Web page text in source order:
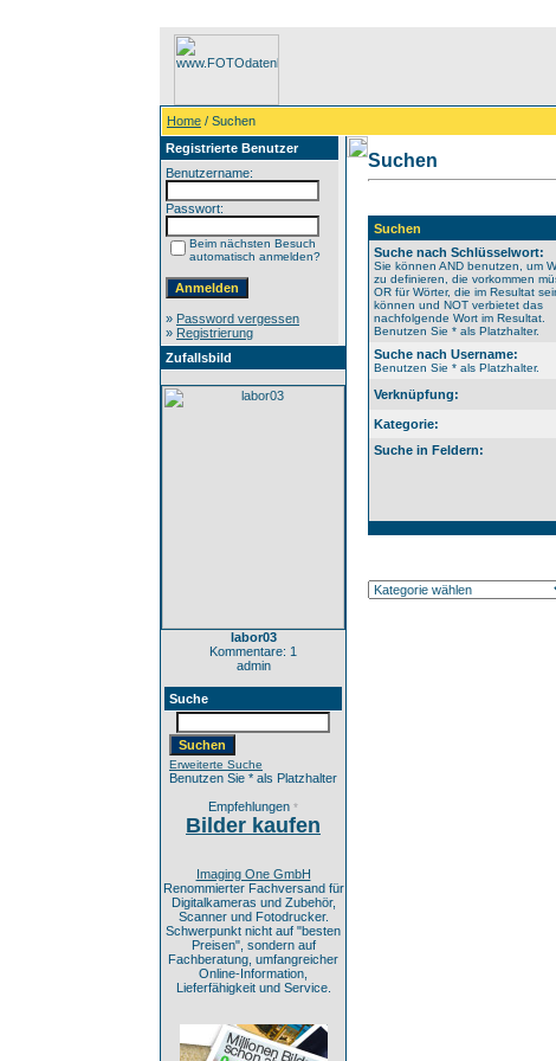
Home / Suchen
Registrierte Benutzer
Benutzername:
Passwort:
Beim nächsten Besuch
automatisch anmelden?
» Password vergessen
» Registrierung
Zufallsbild
labor03
Kommentare: 1
admin
Suche
Erweiterte Suche
Benutzen Sie * als Platzhalter
Empfehlungen *
Bilder kaufen
Imaging One GmbH
Renommierter Fachversand für
Digitalkameras und Zubehör,
Scanner und Fotodrucker.
Schwerpunkt nicht auf "besten
Preisen", sondern auf
Fachberatung, umfangreicher
Online-Information,
Lieferfähigkeit und Service.
Suchen
Suchen
Suche nach Schlüsselwort:
Sie können AND benutzen, um
zu definieren, die vorkommen
OR für Wörter, die im Resultat
können und NOT verbietet das
nachfolgende Wort im Resultat.
Benutzen Sie * als Platzhalter.
Suche nach Username:
Benutzen Sie * als Platzhalter.
Verknüpfung:
Kategorie:
Suche in Feldern: